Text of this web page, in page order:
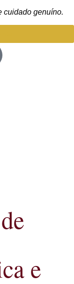
cuidado genuíno.
e